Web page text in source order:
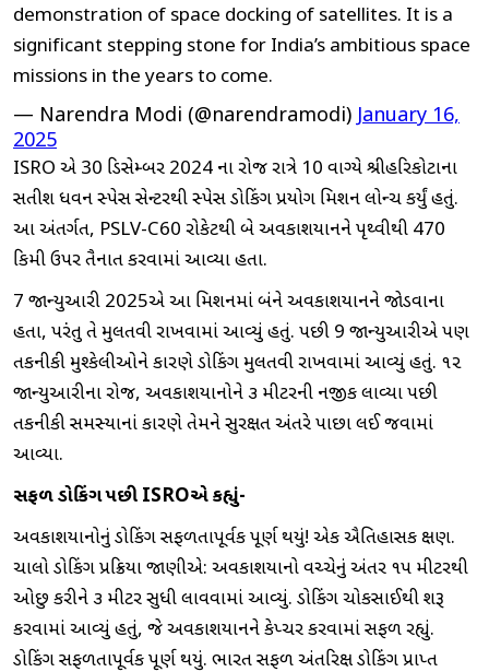
demonstration of space docking of satellites. It is a
significant stepping stone for India’s ambitious space
missions in the years to come.
— Narendra Modi (@narendramodi)January 16,
2025
ISRO એ 30 ડિસેમ્બર 2024 ના રોજ રાત્રે 10 વાગ્યે શ્રીહરિકોટાના
સતીશ ધવન સ્પેસ સેન્ટરથી સ્પેસ ડોકિંગ પ્રયોગ મિશન લોન્ચ કર્યું હતું.
આ અંતર્ગત, PSLV-C60 રોકેટથી બે અવકાશયાનને પૃથ્વીથી 470
કિમી ઉપર તૈનાત કરવામાં આવ્યા હતા.
7 જાન્યુઆરી 2025એ આ મિશનમાં બંને અવકાશયાનને જોડવાના
હતા, પરંતુ તે મુલતવી રાખવામાં આવ્યું હતું. પછી 9 જાન્યુઆરીએ પણ
તકનીકી મુશ્કેલીઓને કારણે ડોકિંગ મુલતવી રાખવામાં આવ્યું હતું. ૧૨
જાન્યુઆરીના રોજ, અવકાશયાનોને ૩ મીટરની નજીક લાવ્યા પછી
તકનીકી સમસ્યાનાં કારણે તેમને સુરક્ષિત અંતરે પાછા લઈ જવામાં
આવ્યા.
સફળ ડોકિંગ પછી ISROએ કહ્યું-
અવકાશયાનોનું ડોકિંગ સફળતાપૂર્વક પૂર્ણ થયું! એક ઐતિહાસિક ક્ષણ.
ચાલો ડોકિંગ પ્રક્રિયા જાણીએ: અવકાશયાનો વચ્ચેનું અંતર ૧૫ મીટરથી
ઓછુ કરીને ૩ મીટર સુધી લાવવામાં આવ્યું. ડોકિંગ ચોકસાઈથી શરૂ
કરવામાં આવ્યું હતું, જે અવકાશયાનને કેપ્ચર કરવામાં સફળ રહ્યું.
ડોકિંગ સફળતાપૂર્વક પૂર્ણ થયું. ભારત સફળ અંતરિક્ષ ડોકિંગ પ્રાપ્ત